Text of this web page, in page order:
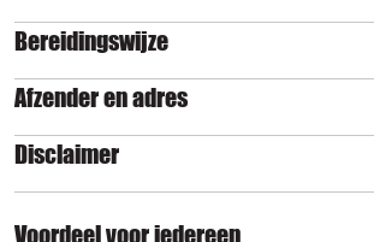
Bereidingswijze
Afzender en adres
Disclaimer
Voordeel voor iedereen